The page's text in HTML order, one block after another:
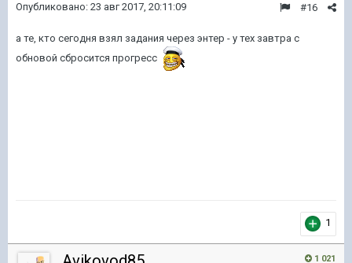
#16
Опубликовано: 23 авг 2017, 20:11:09
а те, кто сегодня взял задания через энтер - у тех завтра с
обновой сбросится прогресс
1
1 021